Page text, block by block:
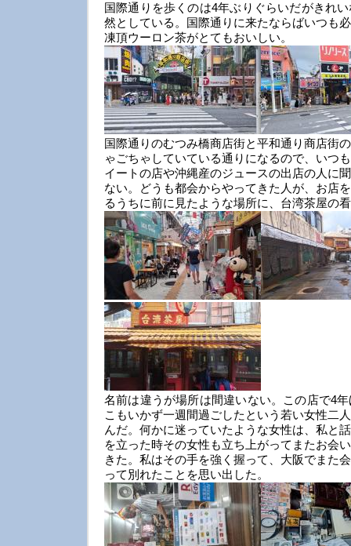
国際通りを歩くのは4年ぶりぐらいだがきれ
然としている。国際通りに来たならばいつも
凍頂ウーロン茶がとてもおいしい。
国際通りのむつみ橋商店街と平和通り商店街
ゃごちゃしていている通りになるので、いつ
イートの店や沖縄産のジュースの出店の人に
ない。どうも都会からやってきた人が、お店
るうちに前に見たような場所に、台湾茶屋の
名前は違うが場所は間違いない。この店で4
こもいかず一週間過ごしたという若い女性二
んだ。何かに迷っていたような女性は、私と
を立った時その女性も立ち上がってまたお会
きた。私はその手を強く握って、大阪でまた
って別れたことを思い出した。